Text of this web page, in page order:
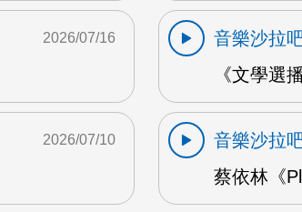
2026/07/16
音樂沙拉
《文學選
2026/07/10
音樂沙拉
蔡依林《